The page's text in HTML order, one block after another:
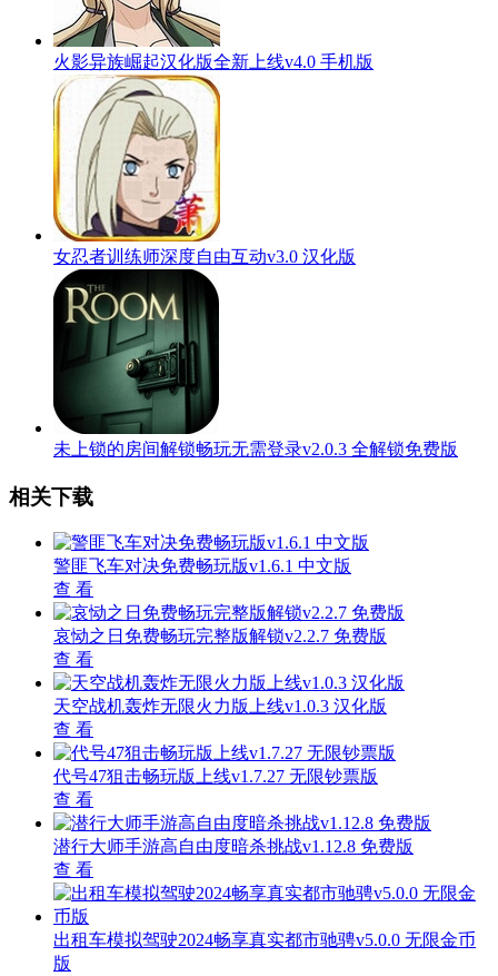
火影异族崛起汉化版全新上线v4.0 手机版
女忍者训练师深度自由互动v3.0 汉化版
未上锁的房间解锁畅玩无需登录v2.0.3 全解锁免费版
相关下载
警匪飞车对决免费畅玩版v1.6.1 中文版
查 看
哀恸之日免费畅玩完整版解锁v2.2.7 免费版
查 看
天空战机轰炸无限火力版上线v1.0.3 汉化版
查 看
代号47狙击畅玩版上线v1.7.27 无限钞票版
查 看
潜行大师手游高自由度暗杀挑战v1.12.8 免费版
查 看
出租车模拟驾驶2024畅享真实都市驰骋v5.0.0 无限金币
版